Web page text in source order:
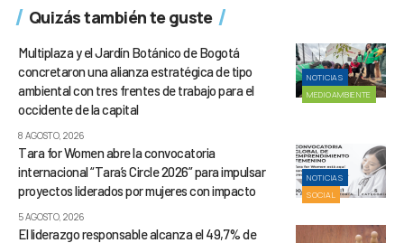
Quizás también te guste
NOTICIAS
MEDIOAMBIENTE
Multiplaza y el Jardín Botánico de Bogotá
concretaron una alianza estratégica de tipo
ambiental con tres frentes de trabajo para el
occidente de la capital
8 AGOSTO, 2026
NOTICIAS
SOCIAL
Tara for Women abre la convocatoria
internacional “Tara’s Circle 2026” para impulsar
proyectos liderados por mujeres con impacto
5 AGOSTO, 2026
El liderazgo responsable alcanza el 49,7% de